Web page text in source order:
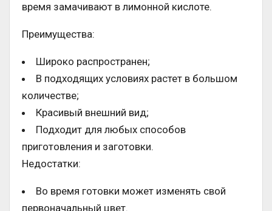
время замачивают в лимонной кислоте.
Преимущества:
Широко распространен;
В подходящих условиях растет в большом
количестве;
Красивый внешний вид;
Подходит для любых способов
приготовления и заготовки.
Недостатки:
Во время готовки может изменять свой
первоначальный цвет.